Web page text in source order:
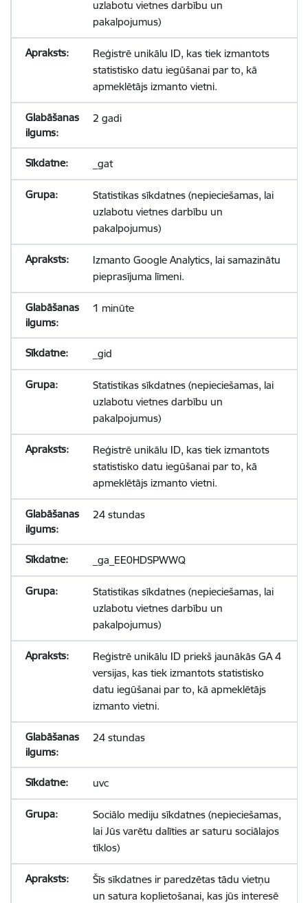
uzlabotu vietnes darbību un
pakalpojumus)
Reģistrē unikālu ID, kas tiek izmantots
statistisko datu iegūšanai par to, kā
apmeklētājs izmanto vietni.
2 gadi
_gat
Statistikas sīkdatnes (nepieciešamas, lai
uzlabotu vietnes darbību un
pakalpojumus)
Izmanto Google Analytics, lai samazinātu
pieprasījuma līmeni.
1 minūte
_gid
Statistikas sīkdatnes (nepieciešamas, lai
uzlabotu vietnes darbību un
pakalpojumus)
Reģistrē unikālu ID, kas tiek izmantots
statistisko datu iegūšanai par to, kā
apmeklētājs izmanto vietni.
24 stundas
_ga_EE0HDSPWWQ
Statistikas sīkdatnes (nepieciešamas, lai
uzlabotu vietnes darbību un
pakalpojumus)
Reģistrē unikālu ID priekš jaunākās GA 4
versijas, kas tiek izmantots statistisko
datu iegūšanai par to, kā apmeklētājs
izmanto vietni.
24 stundas
uvc
Sociālo mediju sīkdatnes (nepieciešamas,
lai Jūs varētu dalīties ar saturu sociālajos
tīklos)
Šīs sīkdatnes ir paredzētas tādu vietņu
un satura koplietošanai, kas jūs interesē